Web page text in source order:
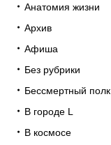
Анатомия жизни
Архив
Афиша
Без рубрики
Бессмертный полк
В городе L
В космосе